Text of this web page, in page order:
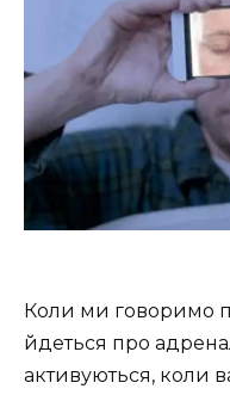
Коли ми говоримо
йдеться про
активуються, коли